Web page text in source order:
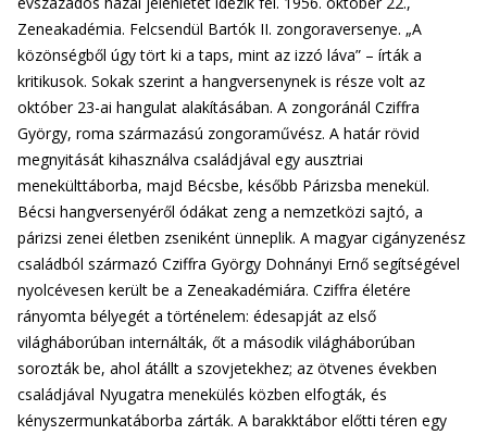
Zeneakadémia. Felcsendül Bartók II. zongoraversenye. „A
közönségből úgy tört ki a taps, mint az izzó láva” – írták a
kritikusok. Sokak szerint a hangversenynek is része volt az
október 23-ai hangulat alakításában. A zongoránál Cziffra
György, roma származású zongoraművész. A határ rövid
megnyitását kihasználva családjával egy ausztriai
menekülttáborba, majd Bécsbe, később Párizsba menekül.
Bécsi hangversenyéről ódákat zeng a nemzetközi sajtó, a
párizsi zenei életben zseniként ünneplik. A magyar cigányzenész
családból származó Cziffra György Dohnányi Ernő segítségével
nyolcévesen került be a Zeneakadémiára. Cziffra életére
rányomta bélyegét a történelem: édesapját az első
világháborúban internálták, őt a második világháborúban
sorozták be, ahol átállt a szovjetekhez; az ötvenes években
családjával Nyugatra menekülés közben elfogták, és
kényszermunkatáborba zárták. A barakktábor előtti téren egy